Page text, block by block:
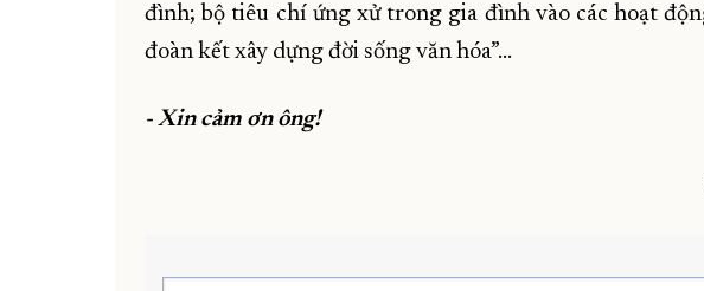
đình; bộ tiêu chí ứng xử trong gia đình vào các hoạt
đoàn kết xây dựng đời sống văn hóa”…
- Xin cảm ơn ông!